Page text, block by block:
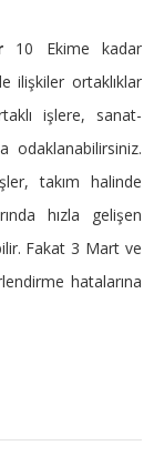
10 Ekime kadar
ilişkiler ortaklıklar
işlere, sanat-
odaklanabilirsiniz.
takım halinde
hızla gelişen
Fakat 3 Mart ve
hatalarına